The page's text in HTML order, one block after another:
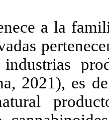
a la
2021), es